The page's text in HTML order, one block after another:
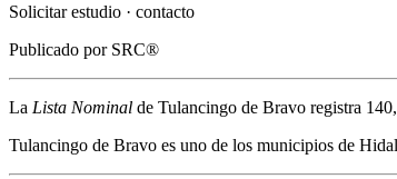
Solicitar estudio · contacto
Publicado por SRC®
La Lista Nominal de Tulancingo de Bravo registra
Tulancingo de Bravo es uno de los municipios de